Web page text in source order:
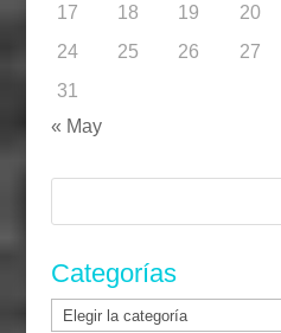
17
18 19 20
24
25 26 27
31
« May
Buscar:
Categorías
Categorías